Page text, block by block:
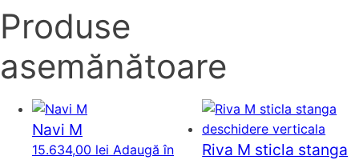
Produse
asemănătoare
Navi M
15.634,00 lei Adaugă în
Riva M sticla stanga